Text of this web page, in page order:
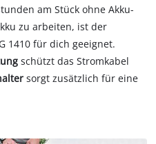
am Stück ohne Akku-
zu arbeiten, ist der
1410 für dich geeignet.
schützt das Stromkabel
sorgt zusätzlich für eine